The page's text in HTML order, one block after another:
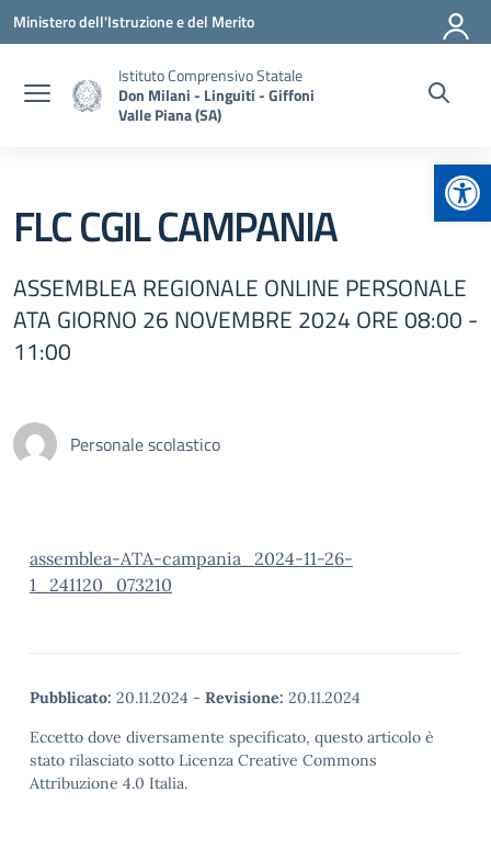
Vai ai contenuti
Vai al menu di navigazione
Vai al footer
Ministero dell'Istruzione e del Merito
Istituto Comprensivo Statale
Don Milani - Linguiti - Giffoni
Valle Piana (SA)
FLC CGIL CAMPANIA
ASSEMBLEA REGIONALE ONLINE PERSONALE
ATA GIORNO 26 NOVEMBRE 2024 ORE 08:00 -
11:00
Personale scolastico
assemblea-ATA-campania_2024-11-26-
1_241120_073210
Pubblicato: 20.11.2024 - Revisione: 20.11.2024
Eccetto dove diversamente specificato, questo articolo è
stato rilasciato sotto Licenza Creative Commons
Attribuzione 4.0 Italia.